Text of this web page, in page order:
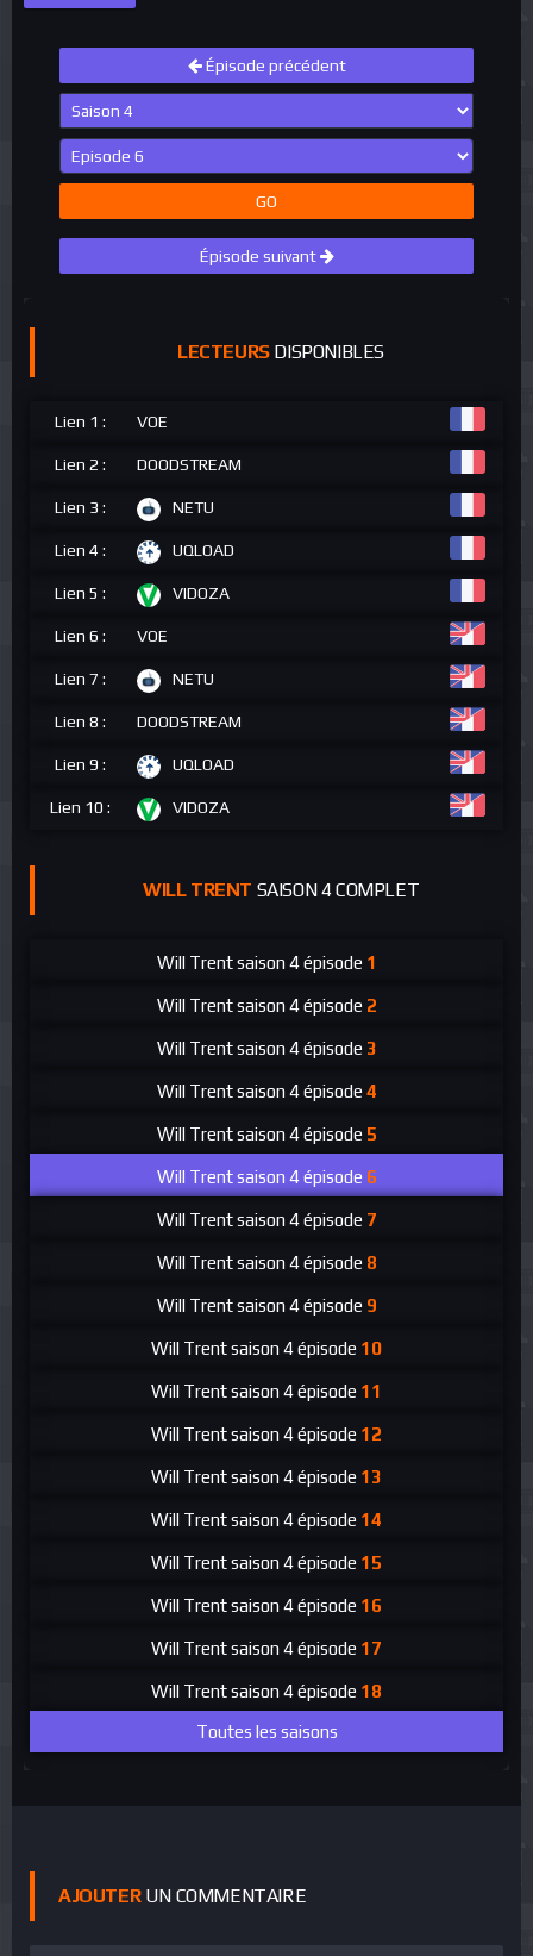
Épisode précédent
GO
Épisode suivant
LECTEURSDISPONIBLES
Lien 1 : VOE
Lien 2 : DOODSTREAM
Lien 3 : NETU
Lien 4 : UQLOAD
Lien 5 : VIDOZA
Lien 6 : VOE
Lien 7 : NETU
Lien 8 : DOODSTREAM
Lien 9 : UQLOAD
Lien 10 : VIDOZA
WILL TRENT SAISON 4 COMPLET
Will Trent saison 4 épisode 1
Will Trent saison 4 épisode 2
Will Trent saison 4 épisode 3
Will Trent saison 4 épisode 4
Will Trent saison 4 épisode 5
Will Trent saison 4 épisode 6
Will Trent saison 4 épisode 7
Will Trent saison 4 épisode 8
Will Trent saison 4 épisode 9
Will Trentsaison 4 épisode 10
Will Trentsaison 4 épisode 11
Will Trentsaison 4 épisode 12
Will Trentsaison 4 épisode 13
Will Trentsaison 4 épisode 14
Will Trentsaison 4 épisode 15
Will Trentsaison 4 épisode 16
Will Trentsaison 4 épisode 17
Will Trentsaison 4 épisode 18
Toutes les saisons
AJOUTERUN COMMENTAIRE